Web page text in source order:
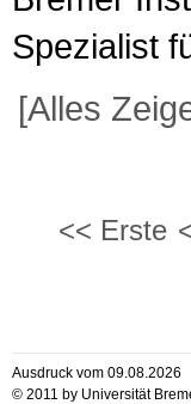
Spezialist
[Alles
<< Erste
Ausdruck vom 09.08.2026
© 2011 by Universität